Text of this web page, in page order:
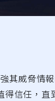
其威脅情
信任，直